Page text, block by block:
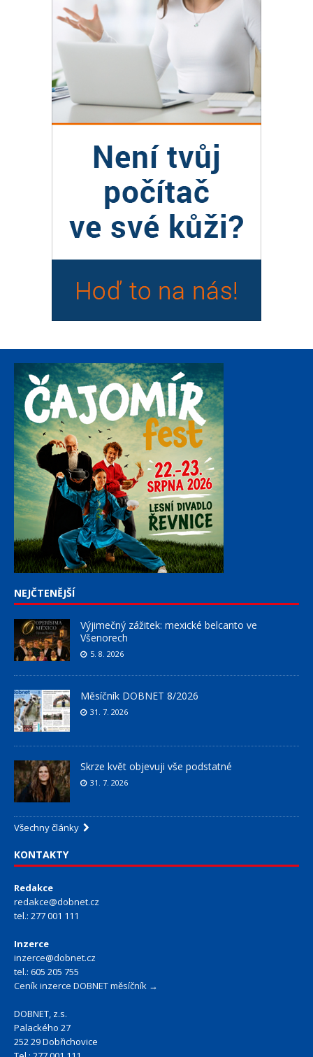
NEJČTENĚJŠÍ
Výjimečný zážitek: mexické belcanto ve
Všenorech
5. 8. 2026
Měsíčník DOBNET 8/2026
31. 7. 2026
Skrze květ objevuji vše podstatné
31. 7. 2026
Všechny články
KONTAKTY
Redakce
redakce@dobnet.cz
tel.: 277 001 111
Inzerce
inzerce@dobnet.cz
tel.: 605 205 755
Ceník inzerce DOBNET měsíčník →
DOBNET, z.s.
Palackého 27
252 29 Dobřichovice